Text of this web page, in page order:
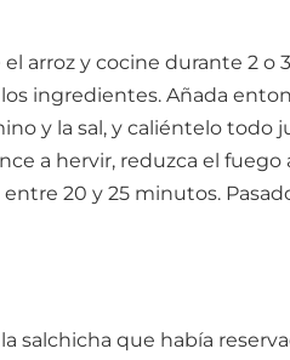
arroz y cocine durante 2 o
ingredientes. Añada
y la sal, y caliéntelo todo
a hervir, reduzca el fuego
20 y 25 minutos.
salchicha que había